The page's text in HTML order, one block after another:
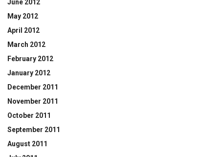
June 2012
May 2012
April 2012
March 2012
February 2012
January 2012
December 2011
November 2011
October 2011
September 2011
August 2011